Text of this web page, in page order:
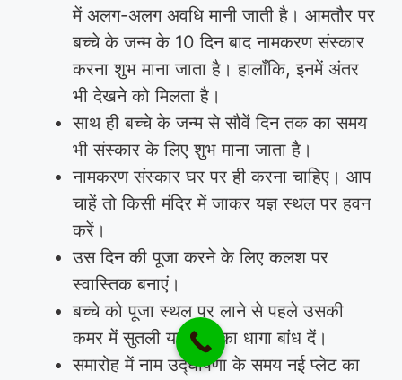
में अलग-अलग अवधि मानी जाती है। आमतौर पर
बच्चे के जन्म के 10 दिन बाद नामकरण संस्कार
करना शुभ माना जाता है। हालाँकि, इनमें अंतर
भी देखने को मिलता है।
साथ ही बच्चे के जन्म से सौवें दिन तक का समय
भी संस्कार के लिए शुभ माना जाता है।
नामकरण संस्कार घर पर ही करना चाहिए। आप
चाहें तो किसी मंदिर में जाकर यज्ञ स्थल पर हवन
करें।
उस दिन की पूजा करने के लिए कलश पर
स्वास्तिक बनाएं।
बच्चे को पूजा स्थल पर लाने से पहले उसकी
कमर में सुतली या रेशम का धागा बांध दें।
समारोह में नाम उद्घोषणा के समय नई प्लेट का